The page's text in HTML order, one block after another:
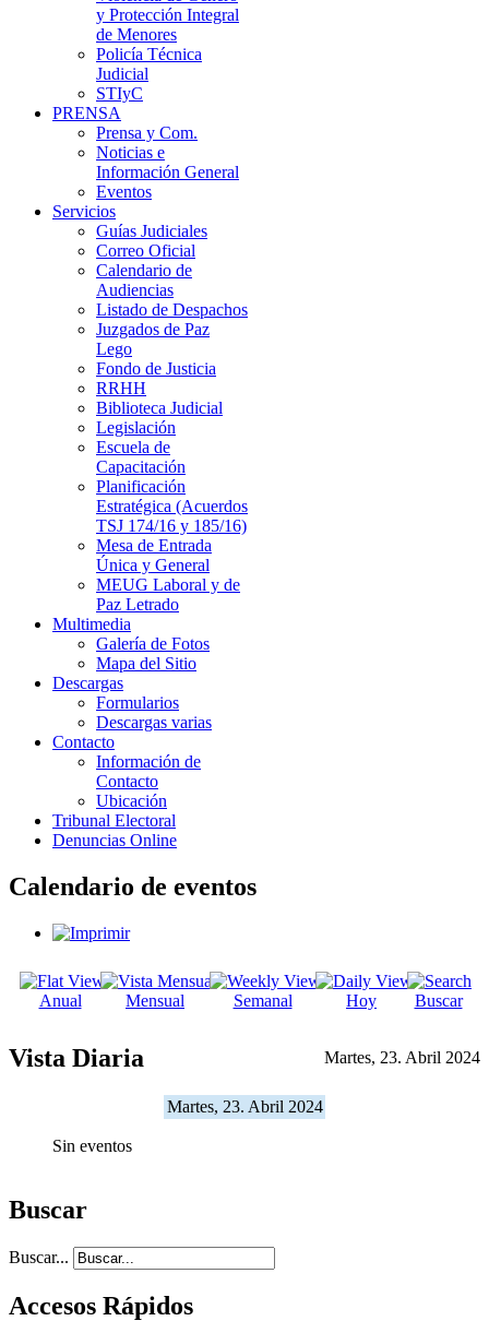
y Protección Integral
de Menores
Policía Técnica
Judicial
STIyC
PRENSA
Prensa y Com.
Noticias e
Información General
Eventos
Servicios
Guías Judiciales
Correo Oficial
Calendario de
Audiencias
Listado de Despachos
Juzgados de Paz
Lego
Fondo de Justicia
RRHH
Biblioteca Judicial
Legislación
Escuela de
Capacitación
Planificación
Estratégica (Acuerdos
TSJ 174/16 y 185/16)
Mesa de Entrada
Única y General
MEUG Laboral y de
Paz Letrado
Multimedia
Galería de Fotos
Mapa del Sitio
Descargas
Formularios
Descargas varias
Contacto
Información de
Contacto
Ubicación
Tribunal Electoral
Denuncias Online
Calendario de eventos
Anual Mensual Semanal Hoy Buscar
Vista Diaria Martes, 23. Abril 2024
Martes, 23. Abril 2024
Sin eventos
Buscar
Buscar...
Accesos Rápidos